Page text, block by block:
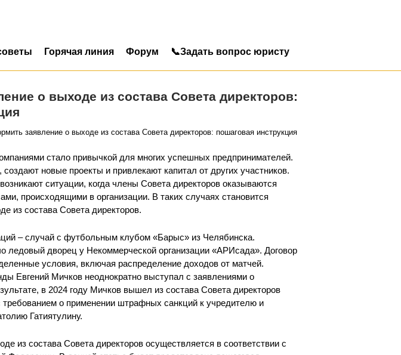
Горячая линия Форум 📞Задать вопрос юристу
о выходе из состава Совета директоров:
заявление о выходе из состава Совета директоров: пошаговая инструкция
стало привычкой для многих успешных предпринимателей.
новые проекты и привлекают капитал от других участников.
ситуации, когда члены Совета директоров оказываются
происходящими в организации. В таких случаях становится
из состава Совета директоров.
– случай с футбольным клубом «Барыс» из Челябинска.
ледовый дворец у Некоммерческой организации «АРИсада». Договор
условия, включая распределение доходов от матчей.
Евгений Мичков неоднократно выступал с заявлениями о
в 2024 году Мичков вышел из состава Совета директоров
о применении штрафных санкций к учредителю и
Гатиятулину.
из состава Совета директоров осуществляется в соответствии с